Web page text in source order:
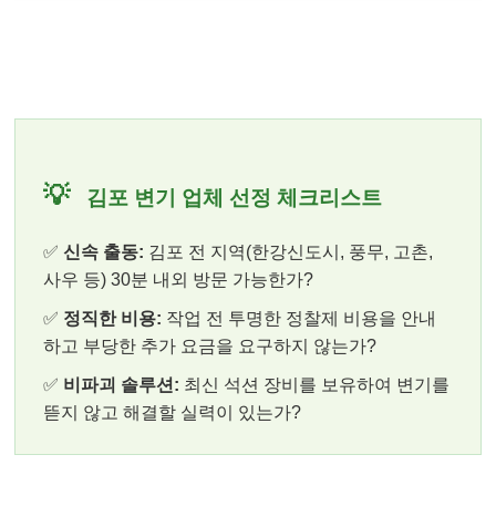
💡 김포 변기 업체 선정 체크리스트
✅ 신속 출동: 김포 전 지역(한강신도시, 풍무, 고촌,
사우 등) 30분 내외 방문 가능한가?
✅ 정직한 비용: 작업 전 투명한 정찰제 비용을 안내
하고 부당한 추가 요금을 요구하지 않는가?
✅ 비파괴 솔루션: 최신 석션 장비를 보유하여 변기를
뜯지 않고 해결할 실력이 있는가?